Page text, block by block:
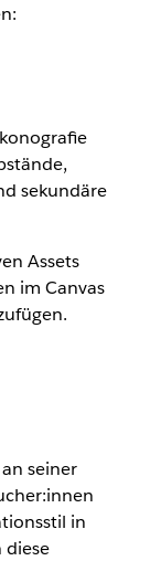
sekundäre
Assets
im Canvas
seiner
in
diese